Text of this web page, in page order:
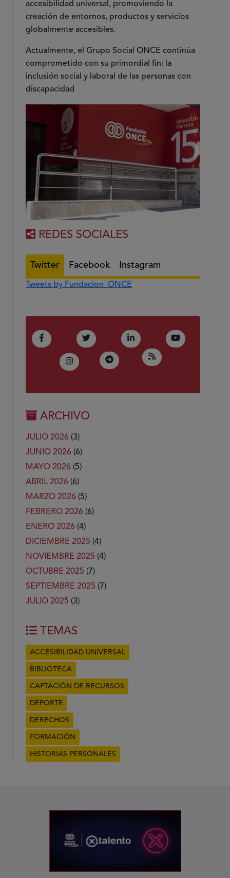
accesibilidad universal, promoviendo la
creación de entornos, productos y servicios
globalmente accesibles.
Actualmente, el Grupo Social ONCE continúa
comprometido con su primordial fin: la
inclusión social y laboral de las personas con
discapacidad
REDES SOCIALES
Twitter Facebook Instagram
Tweets by Fundacion_ONCE
Facebook
(Abre en nueva ventana)
Twitter
(Abre en nueva ventana)
LinkedIn
(Abre en nueva ventana)
Youtube
(Abre en
Instagram
(Abre en nueva ventana)
Telegram
(Abre en nueva ventana)
RSS
(Abre en nueva
ARCHIVO
JULIO 2026 (3)
JUNIO 2026 (6)
MAYO 2026 (5)
ABRIL 2026 (6)
MARZO 2026 (5)
FEBRERO 2026 (6)
ENERO 2026 (4)
DICIEMBRE 2025 (4)
NOVIEMBRE 2025 (4)
OCTUBRE 2025 (7)
SEPTIEMBRE 2025 (7)
JULIO 2025 (3)
TEMAS
ACCESIBILIDAD UNIVERSAL
BIBLIOTECA
CAPTACIÓN DE RECURSOS
DEPORTE
DERECHOS
FORMACIÓN
HISTORIAS PERSONALES